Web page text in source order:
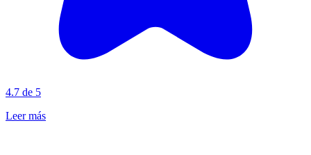
4.7 de 5
Leer más